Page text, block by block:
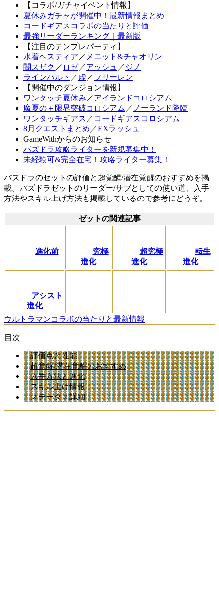
【コラボ/ガチャイベント情報】
夏休みガチャが開催中！最新情報まとめ
コードギアスコラボの当たりと評価
最強リーダーランキング｜最新版
【注目のテンプレパーティ】
水着ヘスティア ／ メニット&チャオリン
闇スザク ／ ロゼ／アッシュ ／ ジノ
ラインハルト ／ 虚 ／フリーレン
【開催中のダンジョン情報】
ワンタッチ夏休み ／アイランドコロシアム
魔夏の＋限界突破コロシアム ／ ノーランド降臨
ワンタッチギアス ／ コードギアスコロシアム
8月クエストまとめ ／EXラッシュ
GameWithからのお知らせ
パズドラ攻略ライターを新規募集中！
未経験可&完全在宅！攻略ライター募集！
パズドラのゼットの評価と超覚醒/潜在覚醒のおすすめを掲
載。パズドラゼットのリーダー/サブとしての使い道、入手
方法やスキル上げ方法も掲載しているので参考にどうぞ。
ゼットの関連記事
進化前
究極
進化
超究極
進化
転生
進化
アシスト
進化
ウルトラマンコラボの当たりと最新情報
目次
評価点と性能
超覚醒/潜在覚醒のおすすめ
入手方法と進化
スキル上げ情報
ステータス詳細